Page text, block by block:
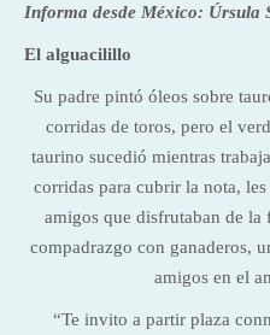
Informa desde México: Úrsula
El alguacilillo
Su padre pintó óleos sobre
corridas de toros, pero el
taurino sucedió mientras
corridas para cubrir la nota,
amigos que disfrutaban de
compadrazgo con ganaderos,
amigos en el
“Te invito a partir plaza